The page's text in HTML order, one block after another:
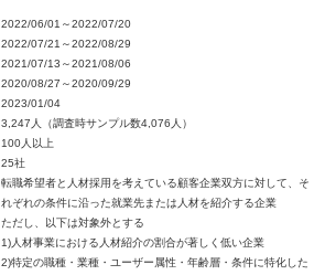
2022/06/01～2022/07/20
2022/07/21～2022/08/29
2021/07/13～2021/08/06
2020/08/27～2020/09/29
2023/01/04
3,247人（調査時サンプル数4,076人）
100人以上
25社
転職希望者と人材採用を考えている顧客企業双方に対して、そ
れぞれの条件に沿った就業先または人材を紹介する企業
ただし、以下は対象外とする
1)人材事業における人材紹介の割合が著しく低い企業
2)特定の職種・業種・ユーザー属性・年齢層・条件に特化した